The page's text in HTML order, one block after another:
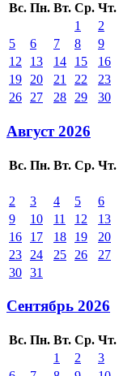
Вс. Пн. Вт. Ср. Чт.
1
2
5
6 7 8 9
12
13 14 15 16
19
20 21 22 23
26
27 28 29 30
Август 2026
Вс. Пн. Вт. Ср. Чт.
2
3 4 5 6
9
10 11 12 13
16
17 18 19 20
23
24 25 26 27
30 31
Сентябрь 2026
Вс. Пн. Вт. Ср. Чт.
1
2 3